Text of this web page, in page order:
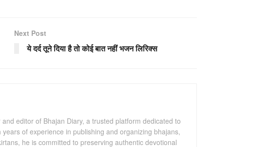
Next Post
ये दर्द तूने दिया है तो कोई बात नहीं भजन लिरिक्स
editor of Bhajan Diary, a trusted platform dedicated to
of experience in publishing and organizing bhajans,
he is committed to preserving authentic devotional